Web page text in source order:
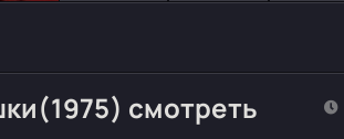
смотреть